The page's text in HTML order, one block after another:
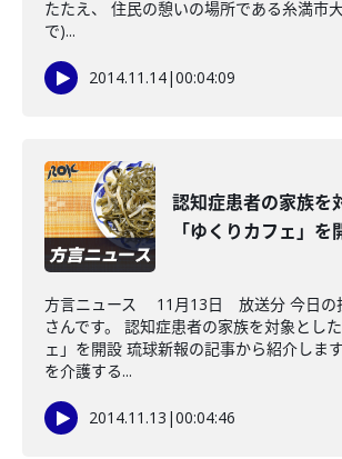
たたえ、 住民の憩いの場所である糸満市
で)...
2014.11.14|00:04:09
認知症患者の家族を
「ゆくりカフェ」を
方言ニュース 11月13日 放送分 今日の
さんです。 認知症患者の家族を対象とし
ェ」を開設 琉球新報の記事から紹介しま
を介護する...
2014.11.13 |00:04:46